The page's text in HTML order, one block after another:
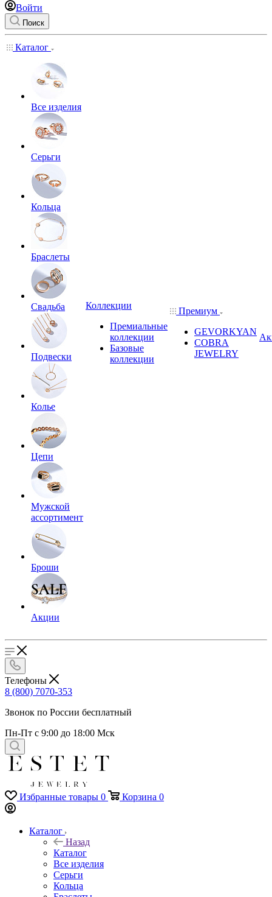
Войти
Поиск
Каталог
Все изделия
Серьги
Кольца
Браслеты
Свадьба
Подвески
Колье
Цепи
Мужской
ассортимент
Броши
Акции
Коллекции
Премиальные
коллекции
Базовые
коллекции
Премиум
GEVORKYAN
COBRA
JEWELRY
Телефоны
8 (800) 7070-353
Звонок по России бесплатный
Пн-Пт с 9:00 до 18:00 Мск
Избранные товары 0 Корзина 0
Каталог
Назад
Каталог
Все изделия
Серьги
Кольца